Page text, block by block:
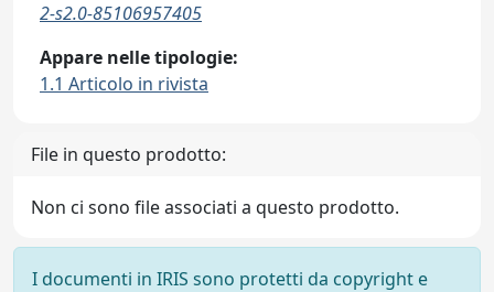
2-s2.0-85106957405
Appare nelle tipologie:
1.1 Articolo in rivista
File in questo prodotto:
Non ci sono file associati a questo prodotto.
I documenti in IRIS sono protetti da copyright e